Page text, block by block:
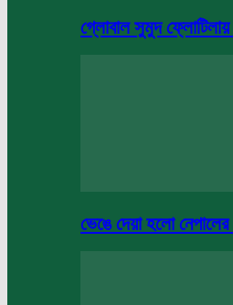
গ্লোবাল সুমুদ
ভেঙে দেয়া হলো নেপালের